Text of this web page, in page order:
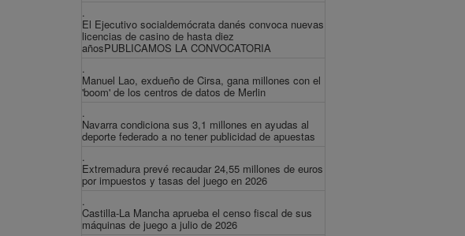
.
El Ejecutivo socialdemócrata danés convoca nuevas
licencias de casino de hasta diez
añosPUBLICAMOS LA CONVOCATORIA
.
Manuel Lao, exdueño de Cirsa, gana millones con el
'boom' de los centros de datos de Merlin
.
Navarra condiciona sus 3,1 millones en ayudas al
deporte federado a no tener publicidad de apuestas
.
Extremadura prevé recaudar 24,55 millones de euros
por impuestos y tasas del juego en 2026
.
Castilla-La Mancha aprueba el censo fiscal de sus
máquinas de juego a julio de 2026